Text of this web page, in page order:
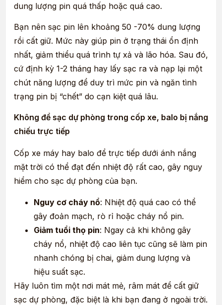
dung lượng pin quá thấp hoặc quá cao.
Bạn nên sạc pin lên khoảng 50 -70% dung lượng
rồi cất giữ. Mức này giúp pin ở trạng thái ổn định
nhất, giảm thiểu quá trình tự xả và lão hóa. Sau đó,
cứ định kỳ 1-2 tháng hay lấy sạc ra và nạp lại một
chút năng lượng để duy trì mức pin và ngăn tình
trạng pin bị “chết” do cạn kiệt quá lâu.
Không để sạc dự phòng trong cốp xe, balo bị nắng
chiếu trực tiếp
Cốp xe máy hay balo để trực tiếp dưới ánh nắng
mặt trời có thể đạt đến nhiệt độ rất cao, gây nguy
hiểm cho sạc dự phòng của bạn.
Nguy cơ cháy nổ: Nhiệt độ quá cao có thể
gây đoản mạch, rò rỉ hoặc cháy nổ pin.
Giảm tuổi thọ pin: Ngay cả khi không gây
cháy nổ, nhiệt độ cao liên tục cũng sẽ làm pin
nhanh chóng bị chai, giảm dung lượng và
hiệu suất sạc.
Hãy luôn tìm một nơi mát mẻ, râm mát để cất giữ
sạc dự phòng, đặc biệt là khi bạn đang ở ngoài trời.